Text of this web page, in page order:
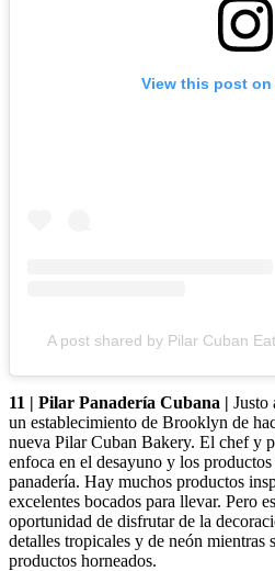
View this post on
A post shared by Pilar Cuban
11 | Pilar Panadería Cubana | Justo
un establecimiento de Brooklyn de
nueva Pilar Cuban Bakery. El chef y
enfoca en el desayuno y los
panadería. Hay muchos productos
excelentes bocados para llevar. Pero
oportunidad de disfrutar de la
detalles tropicales y de neón mientras
productos horneados.